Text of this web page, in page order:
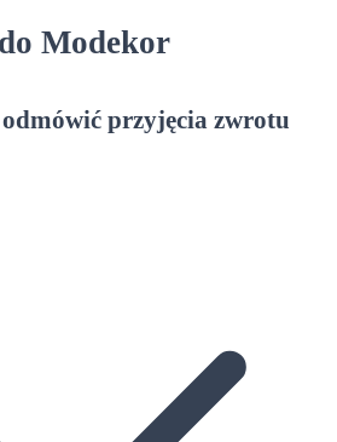
Modekor
przyjęcia zwrotu